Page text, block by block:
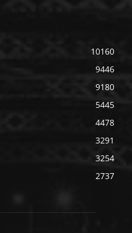
10160
9446
9180
5445
4478
3291
3254
2737